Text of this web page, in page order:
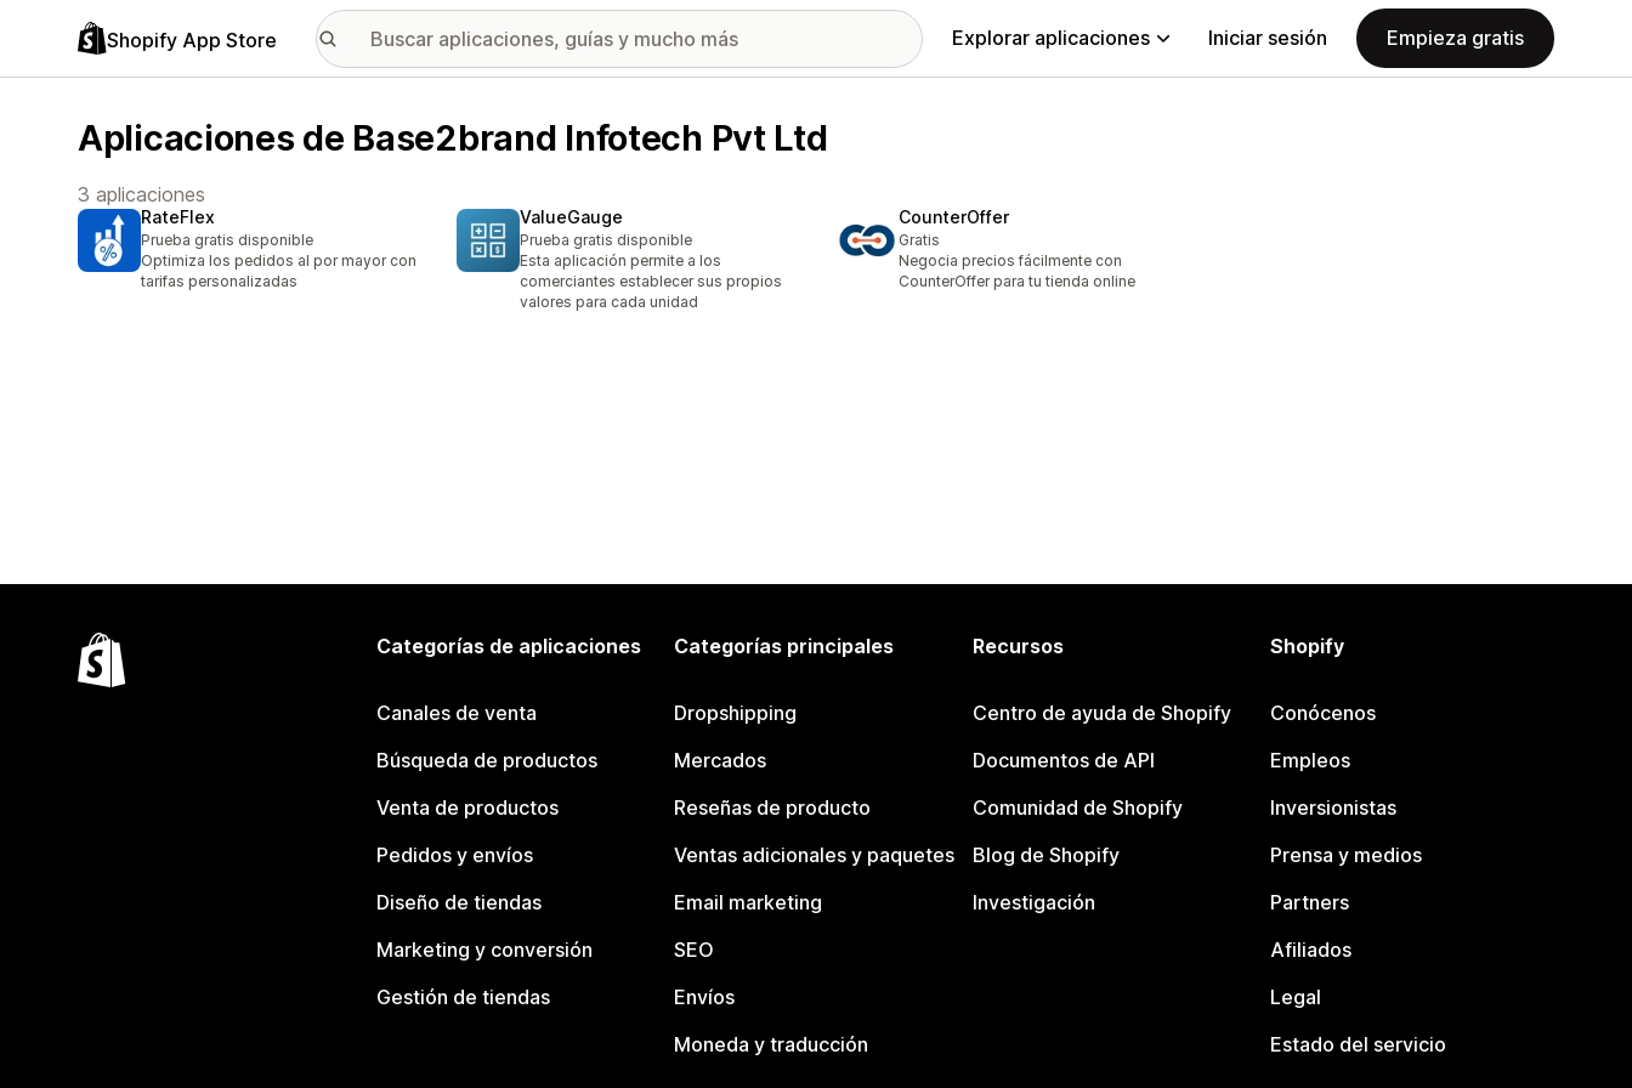
Shopify App Store Explorar aplicaciones Iniciar sesión Empieza gratis
Aplicaciones de Base2brand Infotech Pvt Ltd
3 aplicaciones
RateFlex
Prueba gratis disponible
Optimiza los pedidos al por mayor con
tarifas personalizadas
ValueGauge
Prueba gratis disponible
Esta aplicación permite a los
comerciantes establecer sus propios
valores para cada unidad
CounterOffer
Gratis
Negocia precios fácilmente con
CounterOffer para tu tienda online
Categorías de aplicaciones
Canales de venta
Búsqueda de productos
Venta de productos
Pedidos y envíos
Diseño de tiendas
Marketing y conversión
Gestión de tiendas
Categorías principales
Dropshipping
Mercados
Reseñas de producto
Ventas adicionales y paquetes
Email marketing
SEO
Envíos
Moneda y traducción
Recursos
Centro de ayuda de Shopify
Documentos de API
Comunidad de Shopify
Blog de Shopify
Investigación
Shopify
Conócenos
Empleos
Inversionistas
Prensa y medios
Partners
Afiliados
Legal
Estado del servicio